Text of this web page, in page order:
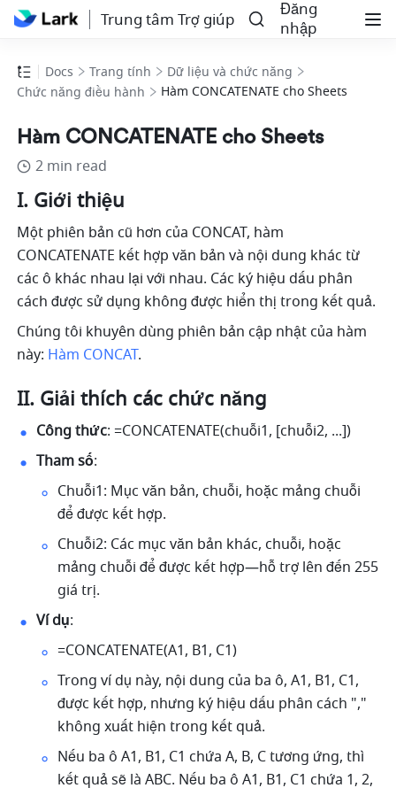
Trung tâm Trợ giúp
Đăng
nhập
Docs Trang tính
Dữ liệu và chức năng
Chức năng điều hành
Hàm CONCATENATE cho Sheets
Hàm CONCATENATE cho Sheets
2 min read
I. Giới thiệu
Một phiên bản cũ hơn của CONCAT, hàm
CONCATENATE kết hợp văn bản và nội dung khác từ
các ô khác nhau lại với nhau. Các ký hiệu dấu phân
cách được sử dụng không được hiển thị trong kết quả.
Chúng tôi khuyên dùng phiên bản cập nhật của hàm
này: Hàm CONCAT.
II. Giải thích các chức năng
Công thức: =CONCATENATE(chuỗi1, [chuỗi2, ...])
Tham số:
Chuỗi1: Mục văn bản, chuỗi, hoặc mảng chuỗi
để được kết hợp.
Chuỗi2: Các mục văn bản khác, chuỗi, hoặc
mảng chuỗi để được kết hợp—hỗ trợ lên đến 255
giá trị.
Ví dụ:
=CONCATENATE(A1, B1, C1)
Trong ví dụ này, nội dung của ba ô, A1, B1, C1,
được kết hợp, nhưng ký hiệu dấu phân cách ","
không xuất hiện trong kết quả.
Nếu ba ô A1, B1, C1 chứa A, B, C tương ứng, thì
kết quả sẽ là ABC. Nếu ba ô A1, B1, C1 chứa 1, 2,